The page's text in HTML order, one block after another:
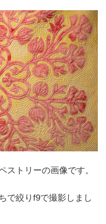
ストリーの画像です。
で絞りf9で撮影しまし